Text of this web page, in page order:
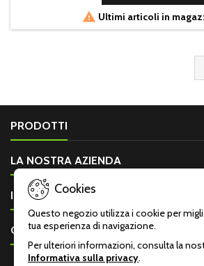
 Ultimi articoli in
PRODOTTI
LA NOSTRA AZIENDA
IL TUO ACCOUNT
CONTATTO
Cookies
Questo negozio utilizza i cookie per
tua esperienza di navigazione.
Per ulteriori informazioni, consulta la
Informativa sulla privacy.